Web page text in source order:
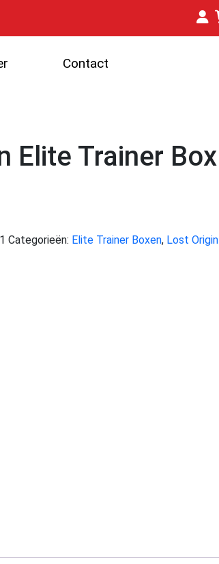
Contact
Elite Trainer Box
Categorieën: Elite Trainer Boxen, Lost Origin